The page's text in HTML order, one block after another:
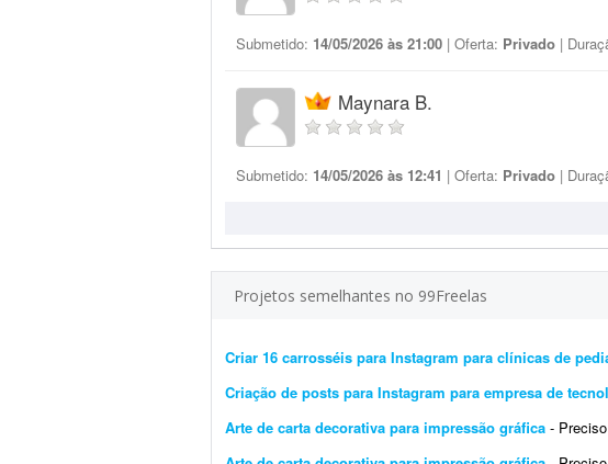
Submetido: 14/05/2026 às 21:00 | Oferta: Privado |
Maynara B.
Submetido: 14/05/2026 às 12:41 | Oferta: Privado |
Projetos semelhantes no 99Freelas
Criar 16 carrosséis para Instagram para clínicas de
Criação de posts para Instagram para empresa de
Arte de carta decorativa para impressão gráfica - Preciso de